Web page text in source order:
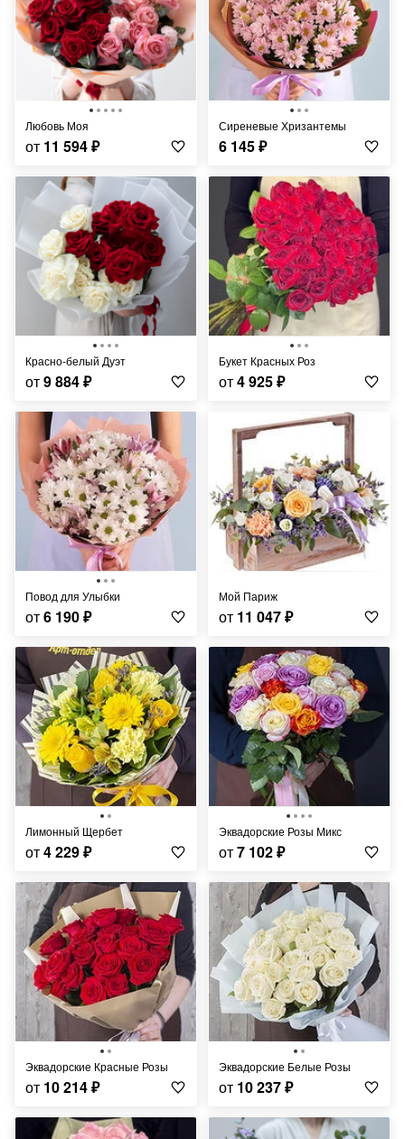
Любовь Моя
от 11 594₽
Сиреневые Хризантемы
6 145₽
Красно-белый Дуэт
от9 884₽
Букет Красных Роз
от4 925₽
Повод для Улыбки
от6 190₽
Мой Париж
от 11 047₽
Лимонный Щербет
от4 229₽
Эквадорские Розы Микс
от7 102₽
Эквадорские Красные Розы
от 10 214₽
Эквадорские Белые Розы
от 10 237₽